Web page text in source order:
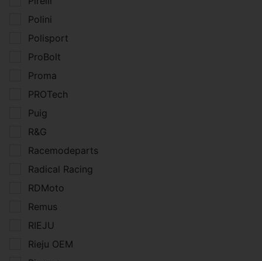
Polini
Polisport
ProBolt
Proma
PROTech
Puig
R&G
Racemodeparts
Radical Racing
RDMoto
Remus
RIEJU
Rieju OEM